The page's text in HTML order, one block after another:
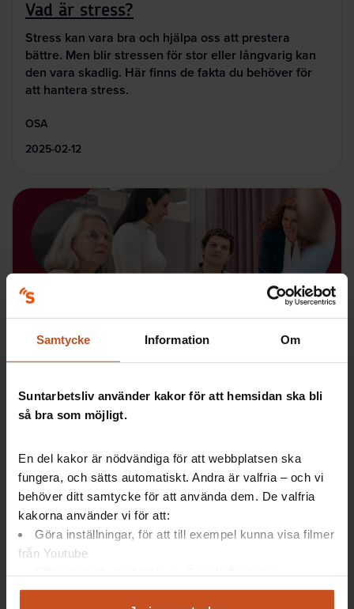
Samtycke Information Om
Suntarbetsliv använder kakor för att hemsidan ska bli
så bra som möjligt.
En del kakor är nödvändiga för att webbplatsen ska
fungera, och sätts automatiskt. Andra är valfria – och vi
behöver ditt samtycke för att använda dem. De valfria
kakorna använder vi för att:
Göra inställningar, för att till exempel kunna visa filmer
från Youtube
Analysera trafik för att kunna visa riktad information
Vad är stress?
Stress kan vara bra och hjälpa oss att prestera
bättre. Men blir stressen för stor eller långvarig kan
den vara skadlig. Här finns de fakta du behöver för
att hantera stress.
OSA
2025-02-12
Digitala verktyg
Stressdialogen
orsakar stress på jobbet och hur ni kan förebygga
ohälsa i arbetsgruppen – det tjänar alla på!
OSA